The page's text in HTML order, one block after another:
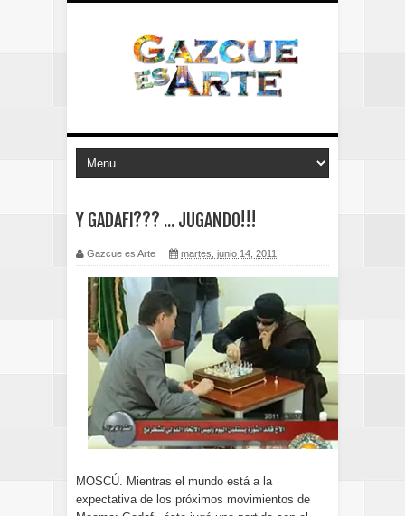
Y GADAFI??? ... JUGANDO!!!
Gazcue es Arte martes, junio 14, 2011
MOSCÚ. Mientras el mundo está a la
expectativa de los próximos movimientos de